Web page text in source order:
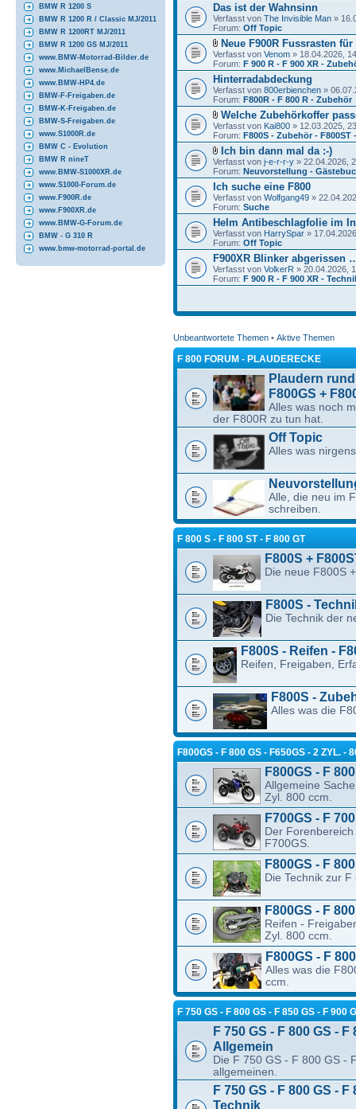
BMW R 1200 S
BMW R 1200 R / Classic MJ/2011
BMW R 1200RT MJ/2011
BMW R 1200 GS MJ/2011
www.BMW-Motorrad-Bilder.de
www.MichaelBense.de
www.BMW-HP4.de
BMW-F-Freigaben.de
BMW-K-Freigaben.de
BMW-S-Freigaben.de
www.S1000R.de
BMW C - Evolution
BMW R nineT
www.BMW-S1000XR.de
www.S1000-Forum.de
www.F900R.de
www.F900XR.de
www.BMW-G-Forum.de
BMW - G 310 R
www.bmw-motorrad-portal.de
Das ist der Wahnsinn
Verfasst von The Invisible Man »
Forum: Off Topic
Neue F900R Fussrasten
Verfasst von Venom » 18.04.2026,
Forum: F 900 R - F 900 XR -
Hinterradabdeckung
Verfasst von 800erbienchen »
Forum: F800R - F 800 R - Zubehör
Welche Zubehörkoffer
Verfasst von Kai800 » 12.03.2025,
Forum: F800S - Zubehör - F800ST
Ich bin dann mal da :-)
Verfasst von j-e-r-r-y » 22.04.2026,
Forum: Neuvorstellung -
Ich suche eine F800
Verfasst von Wolfgang49 »
Forum: Suche
Helm Antibeschlagfolie im
Verfasst von HarrySpar »
Forum: Off Topic
F900XR Blinker abgerissen
Verfasst von VolkerR » 20.04.2026,
Forum: F 900 R - F 900 XR -
Unbeantwortete Themen • Aktive Themen
F 800 FORUM - PLAUDERECKE
Plaudern rund
F800GS +
Alles was noch
der F800R zu tun hat.
Off Topic
Alles was
Alle, die neu im
schreiben.
F 800 S - F 800 ST - F 800 GT
F800S +
Die neue F800S
F800S -
Die Technik der
F800S - Reifen -
Reifen, Freigaben,
F800S -
Alles was die
F800GS - F 800 GS - F650GS - 2 ZYL. -
F800GS - F
Allgemeine
Zyl. 800 ccm.
F700GS - F
Der
F700GS.
F800GS - F
Die Technik zur
F800GS - F
Reifen -
Zyl. 800 ccm.
F800GS - F
Alles was die
ccm.
F 750 GS - F 800 GS - F 850 GS - F 900
F 750 GS - F 800 GS -
Allgemein
Die F 750 GS - F 800 GS -
allgemeinen.
F 750 GS - F 800 GS -
Technik